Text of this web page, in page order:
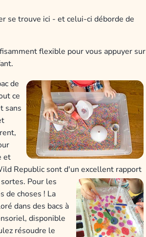
se trouve ici - et celui-ci déborde de
flexible pour vous appuyer sur
de
ce
sans
et
Republic sont d'un excellent rapport
Pour les
de choses ! La
dans des bacs à
disponible
résoudre le